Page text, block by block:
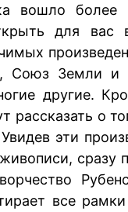
вошло более
для вас
Союз Земли и
другие.
рассказать о
Увидев эти
сразу
все